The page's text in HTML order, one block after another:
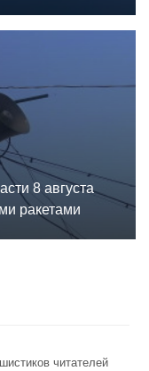
8 августа
ракетами
читателей